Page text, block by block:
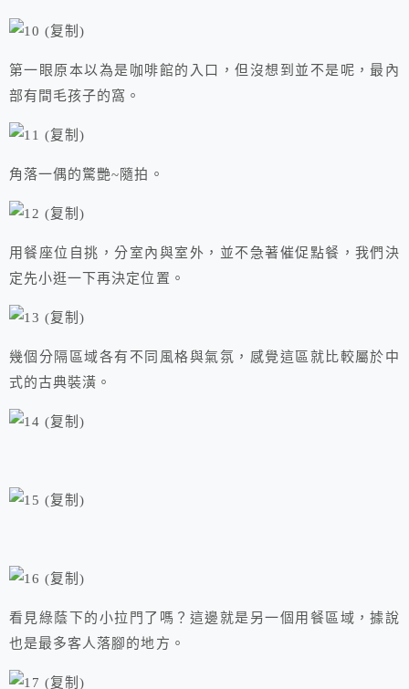
第一眼原本以為是咖啡館的入口，但沒想到並不是呢，最內
部有間毛孩子的窩。
角落一偶的驚艷~隨拍。
用餐座位自挑，分室內與室外，並不急著催促點餐，我們決
定先小逛一下再決定位置。
幾個分隔區域各有不同風格與氣氛，感覺這區就比較屬於中
式的古典裝潢。
看見綠蔭下的小拉門了嗎？這邊就是另一個用餐區域，據說
也是最多客人落腳的地方。